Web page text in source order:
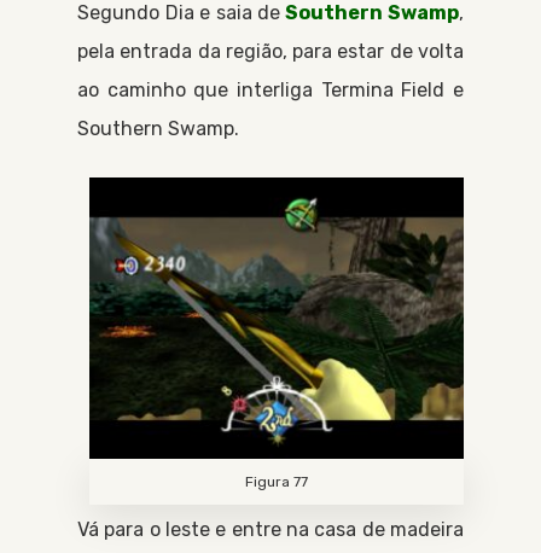
Segundo Dia e saia deSouthern Swamp,
pela entrada da região, para estar de volta
ao caminho que interliga Termina Field e
Southern Swamp.
Figura 77
Vá para o leste e entre na casa de madeira